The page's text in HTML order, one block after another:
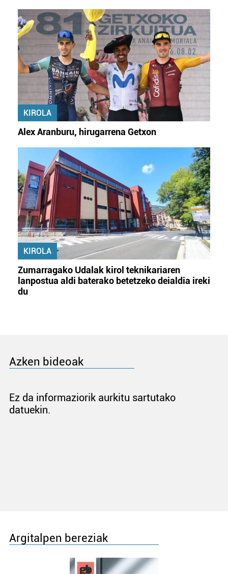
KIROLA
Alex Aranburu, hirugarrena Getxon
KIROLA
Zumarragako Udalak kirol teknikariaren
lanpostua aldi baterako betetzeko deialdia ireki
du
Azken bideoak
Ez da informaziorik aurkitu sartutako
datuekin.
Argitalpen bereziak